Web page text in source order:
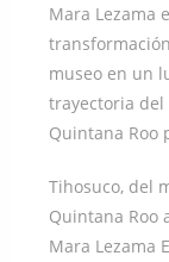
Mara Lezama
museo en un
trayectoria
Quintana Roo
Tihosuco, del
Quintana Roo
Mara Lezama